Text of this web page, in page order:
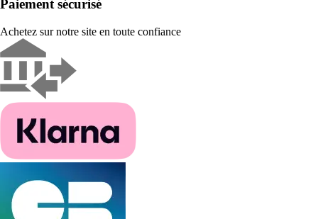
Paiement sécurisé
Achetez sur notre site en toute confiance